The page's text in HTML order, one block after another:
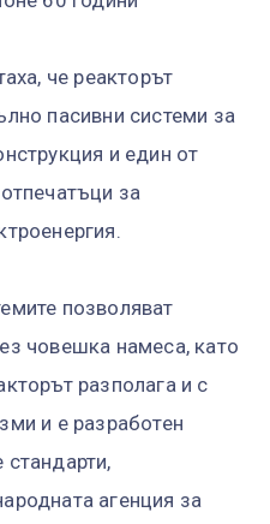
че реакторът
пасивни системи за
и един от
за
позволяват
човешка намеса, като
разполага и с
и е разработен
агенция за